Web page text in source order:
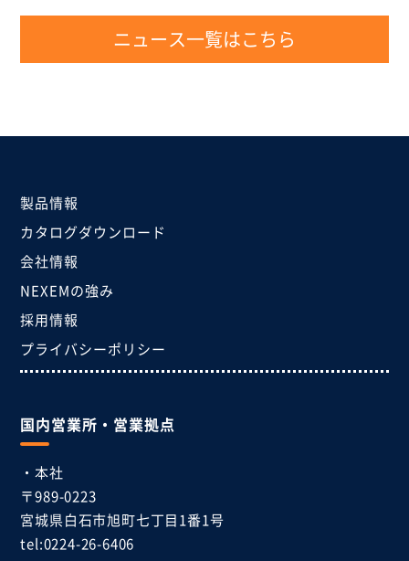
ニュース一覧はこちら
製品情報
カタログダウンロード
会社情報
NEXEMの強み
採用情報
プライバシーポリシー
国内営業所・営業拠点
・本社
〒989-0223
宮城県白石市旭町七丁目1番1号
tel:0224-26-6406